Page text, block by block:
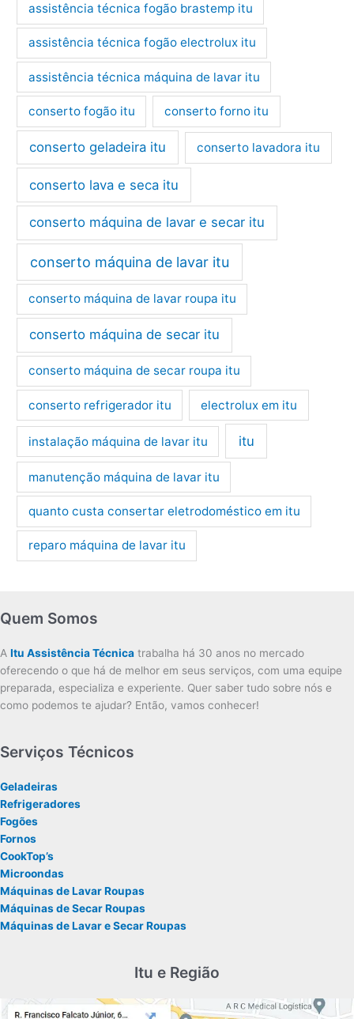
assistência técnica fogão brastemp itu
assistência técnica fogão electrolux itu
assistência técnica máquina de lavar itu
conserto fogão itu conserto forno itu
conserto geladeira itu conserto lavadora itu
conserto lava e seca itu
conserto máquina de lavar e secar itu
conserto máquina de lavar itu
conserto máquina de lavar roupa itu
conserto máquina de secar itu
conserto máquina de secar roupa itu
conserto refrigerador itu electrolux em itu
instalação máquina de lavar itu itu
manutenção máquina de lavar itu
quanto custa consertar eletrodoméstico em itu
reparo máquina de lavar itu
Quem Somos
A Itu Assistência Técnica trabalha há 30 anos no mercado
oferecendo o que há de melhor em seus serviços, com uma equipe
preparada, especializa e experiente. Quer saber tudo sobre nós e
como podemos te ajudar? Então, vamos conhecer!
Serviços Técnicos
Geladeiras
Refrigeradores
Fogões
Fornos
CookTop’s
Microondas
Máquinas de Lavar Roupas
Máquinas de Secar Roupas
Máquinas de Lavar e Secar Roupas
Itu e Região